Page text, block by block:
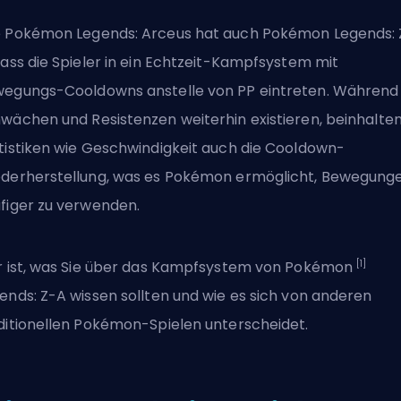
Pokémon Legends: Arceus hat auch Pokémon Legends:
die Spieler in ein Echtzeit-Kampfsystem mit
Cooldowns anstelle von PP eintreten. Während
und Resistenzen weiterhin existieren, beinhalten
wie Geschwindigkeit auch die Cooldown-
was es Pokémon ermöglicht,
zu verwenden.
ist, was Sie über das Kampfsystem von Pokémon [1]
Z-A wissen sollten und wie es sich von anderen
Pokémon-Spielen unterscheidet.